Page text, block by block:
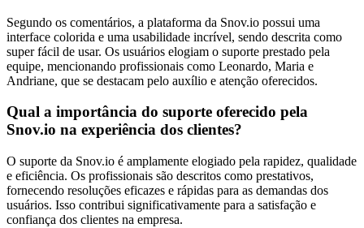
Segundo os comentários, a plataforma da Snov.io possui uma
interface colorida e uma usabilidade incrível, sendo descrita como
super fácil de usar. Os usuários elogiam o suporte prestado pela
equipe, mencionando profissionais como Leonardo, Maria e
Andriane, que se destacam pelo auxílio e atenção oferecidos.
Qual a importância do suporte oferecido pela
Snov.io na experiência dos clientes?
O suporte da Snov.io é amplamente elogiado pela rapidez, qualidade
e eficiência. Os profissionais são descritos como prestativos,
fornecendo resoluções eficazes e rápidas para as demandas dos
usuários. Isso contribui significativamente para a satisfação e
confiança dos clientes na empresa.